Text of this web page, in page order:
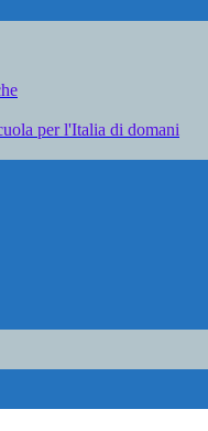
per l'Italia di domani